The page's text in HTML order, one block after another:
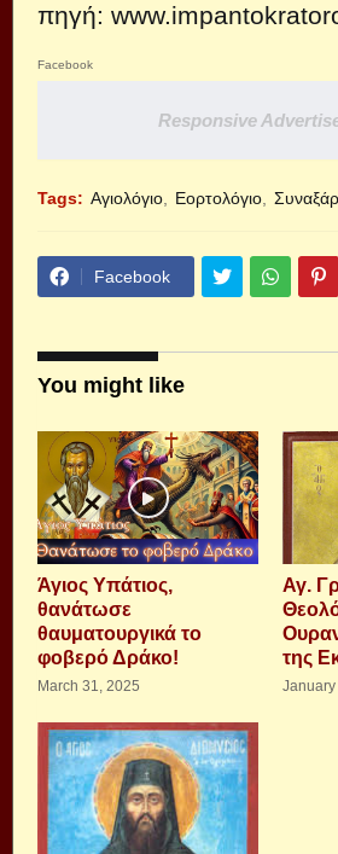
πηγή:
Facebook
Responsive
Tags: Αγιολόγιο Εορτολόγιο
Facebook
You might like
Άγιος Υπάτιος,
θανάτωσε
θαυματουργικά το
φοβερό Δράκο!
March 31, 2025
Αγ.
της